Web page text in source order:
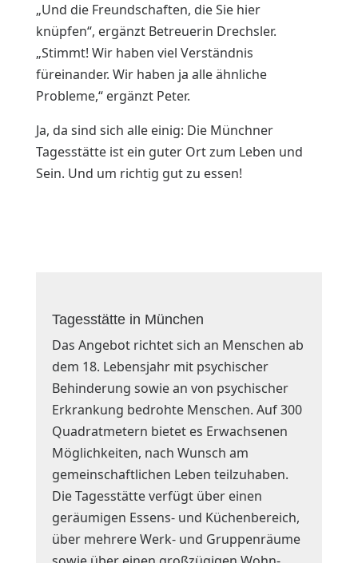
„Und die Freundschaften, die Sie hier
knüpfen“, ergänzt Betreuerin Drechsler.
„Stimmt! Wir haben viel Verständnis
füreinander. Wir haben ja alle ähnliche
Probleme,“ ergänzt Peter.
Ja, da sind sich alle einig: Die Münchner
Tagesstätte ist ein guter Ort zum Leben und
Sein. Und um richtig gut zu essen!
Tagesstätte in München
Das Angebot richtet sich an Menschen ab
dem 18. Lebensjahr mit psychischer
Behinderung sowie an von psychischer
Erkrankung bedrohte Menschen. Auf 300
Quadratmetern bietet es Erwachsenen
Möglichkeiten, nach Wunsch am
gemeinschaftlichen Leben teilzuhaben.
Die Tagesstätte verfügt über einen
geräumigen Essens- und Küchenbereich,
über mehrere Werk- und Gruppenräume